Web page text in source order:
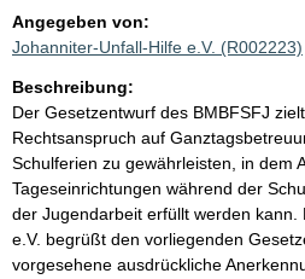
Angegeben von:
Johanniter-Unfall-Hilfe e.V. (R002223)
Beschreibung:
Der Gesetzentwurf des BMBFSFJ
Rechtsanspruch auf
Schulferien zu gewährleisten, in dem
Tageseinrichtungen während der
der Jugendarbeit erfüllt werden kann.
e.V. begrüßt den vorliegenden
vorgesehene ausdrückliche